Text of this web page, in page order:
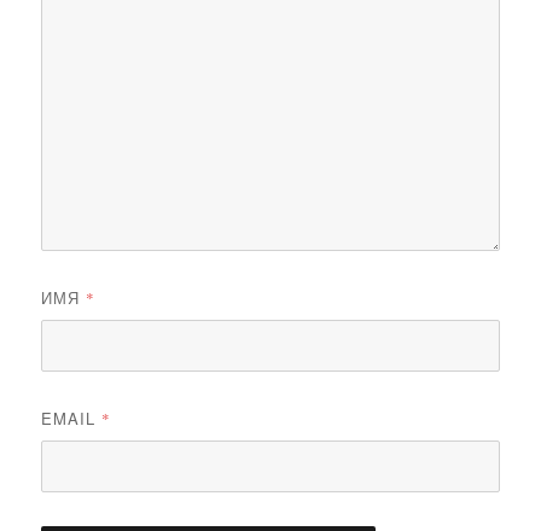
ИМЯ *
EMAIL *